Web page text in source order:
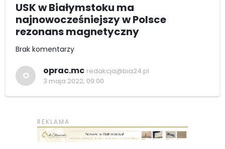
USK w Białymstoku ma
najnowocześniejszy w Polsce
rezonans magnetyczny
Brak komentarzy
O oprac.mc redakcja@bia24.pl
3 maja 2022, 09:00